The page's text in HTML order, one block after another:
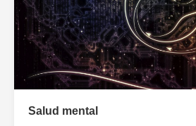
Salud mental